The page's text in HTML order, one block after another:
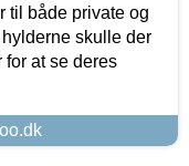
til både private og
skulle der
at se deres